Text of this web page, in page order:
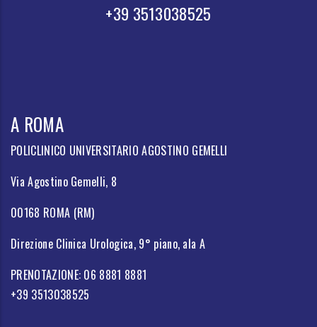
+39 3513038525
A ROMA
POLICLINICO UNIVERSITARIO AGOSTINO GEMELLI
Via Agostino Gemelli, 8
00168 ROMA (RM)
Direzione Clinica Urologica, 9° piano, ala A
PRENOTAZIONE: 06 8881 8881
+39 3513038525